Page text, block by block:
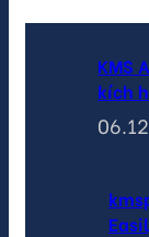
KMS
kích